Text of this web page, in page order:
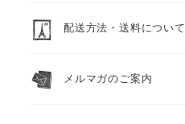
配送方法・送料について
メルマガのご案内